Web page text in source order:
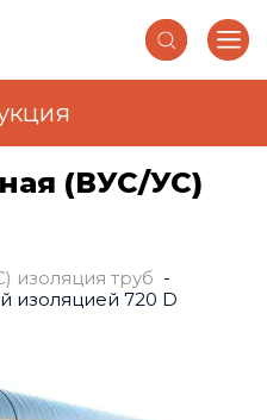
(ВУС/УС)
изоляция труб -
изоляцией 720 D